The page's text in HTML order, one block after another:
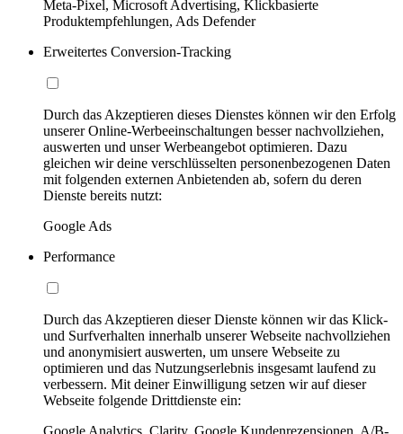
Meta-Pixel, Microsoft Advertising, Klickbasierte
Produktempfehlungen, Ads Defender
Erweitertes Conversion-Tracking
Durch das Akzeptieren dieses Dienstes können wir den Erfolg
unserer Online-Werbeeinschaltungen besser nachvollziehen,
auswerten und unser Werbeangebot optimieren. Dazu
gleichen wir deine verschlüsselten personenbezogenen Daten
mit folgenden externen Anbietenden ab, sofern du deren
Dienste bereits nutzt:
Google Ads
Performance
Durch das Akzeptieren dieser Dienste können wir das Klick-
und Surfverhalten innerhalb unserer Webseite nachvollziehen
und anonymisiert auswerten, um unsere Webseite zu
optimieren und das Nutzungserlebnis insgesamt laufend zu
verbessern. Mit deiner Einwilligung setzen wir auf dieser
Webseite folgende Drittdienste ein:
Google Analytics, Clarity, Google Kundenrezensionen, A/B-